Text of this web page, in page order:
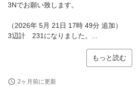
3Nでお願い致します。
（2026年 5月 21日 17時 49分 追加）
3辺計 231になりました。...
もっと読む
2ヶ月前に更新